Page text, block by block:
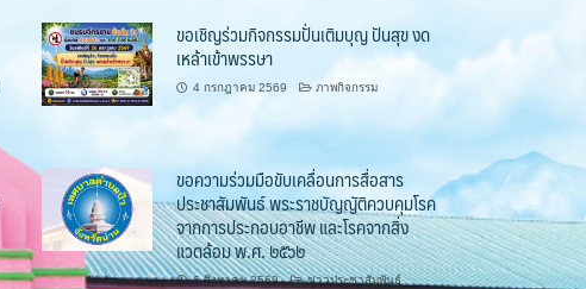
ขอเชิญร่วมกิจกรรมปั่นเติมบุญ ปันสุข งด
เหล้าเข้าพรรษา
4 กรกฎาคม 2569 ภาพกิจกรรม
ขอความร่วมมือขับเคลื่อนการสื่อสาร
ประชาสัมพันธ์ พระราชบัญญัติควบคุมโรค
จากการประกอบอาชีพ และโรคจากสิ่ง
แวดล้อม พ.ศ. ๒๕๖๒
6 สิงหาคม 2569 ข่าวประชาสัมพันธ์